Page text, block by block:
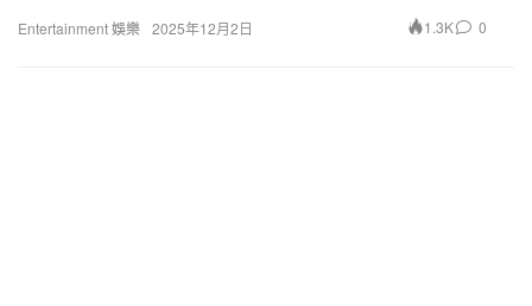
Entertainment 娛樂 2025年12月2日
1.3K 0